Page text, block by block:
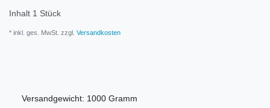
Inhalt 1 Stück
* inkl. ges. MwSt. zzgl. Versandkosten
Versandgewicht: 1000 Gramm